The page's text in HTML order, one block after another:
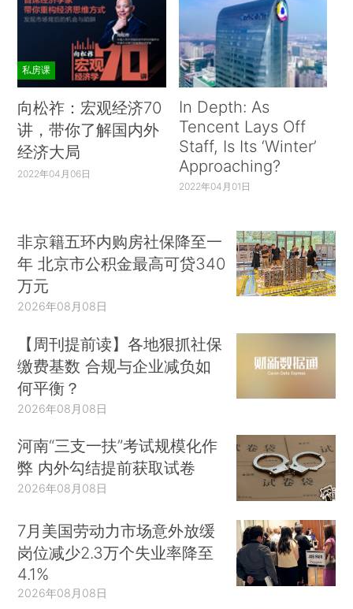
私房课
向松祚：宏观经济70
讲，带你了解国内外
经济大局
2022年04月06日
In Depth: As
Tencent Lays Off
Staff, Is Its ‘Winter’
Approaching?
2022年04月01日
非京籍五环内购房社保降至一
年 北京市公积金最高可贷340
万元
2026年08月08日
【周刊提前读】各地狠抓社保
缴费基数 合规与企业减负如
何平衡？
2026年08月08日
河南“三支一扶”考试规模化作
弊 内外勾结提前获取试卷
2026年08月08日
7月美国劳动力市场意外放缓
岗位减少2.3万个失业率降至
4.1%
2026年08月08日